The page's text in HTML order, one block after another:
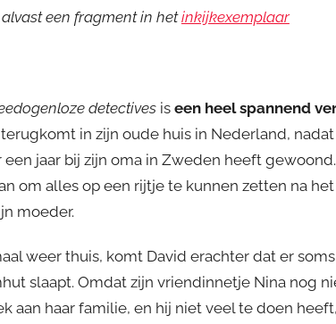
alvast een fragment in hetinkijkexemplaar
detectives is een heel spannend
in zijn oude huis in Nederland,
een jaar bij zijn oma in Zweden heeft
om alles op een rijtje te kunnen zetten na
moeder.
weer thuis, komt David erachter dat er
slaapt. Omdat zijn vriendinnetje Nina nog
aan haar familie, en hij niet veel te doen